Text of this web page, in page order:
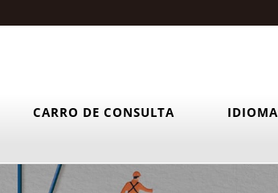
CARRO DE CONSULTA IDIOMA